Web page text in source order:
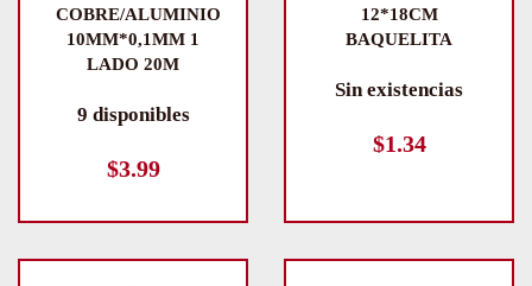
COBRE/ALUMINIO
10MM*0,1MM 1
LADO 20M
9 disponibles
$3.99
12*18CM
BAQUELITA
Sin existencias
$1.34